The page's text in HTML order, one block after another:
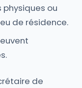
ou
de résidence.
de